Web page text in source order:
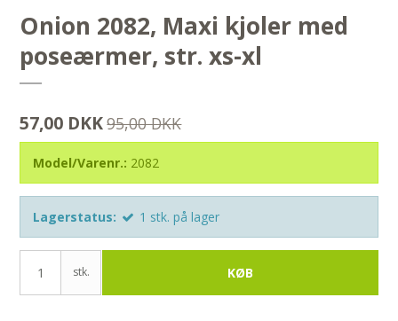
Onion 2082, Maxi kjoler med
poseærmer, str. xs-xl
57,00 DKK95,00 DKK
Model/Varenr.: 2082
Lagerstatus: 1 stk. på lager
stk. KØB